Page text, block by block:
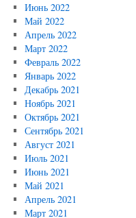
Июнь 2022
Май 2022
Апрель 2022
Март 2022
Февраль 2022
Январь 2022
Декабрь 2021
Ноябрь 2021
Октябрь 2021
Сентябрь 2021
Август 2021
Июль 2021
Июнь 2021
Май 2021
Апрель 2021
Март 2021